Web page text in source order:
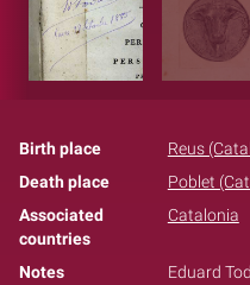
Birth place
Reus
Death place
Poblet
Associated
countries
Catalonia
Notes
Eduard